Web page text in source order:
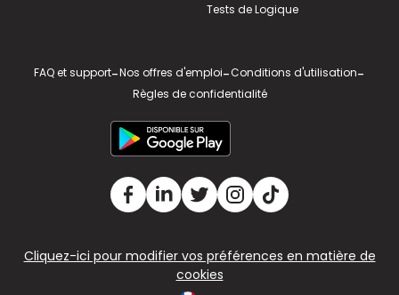
Tests de Logique
FAQ et support-Nos offres d'emploi-Conditions d'utilisation-
Règles de confidentialité
Cliquez-ici pour modifier vos préférences en matière de
cookies